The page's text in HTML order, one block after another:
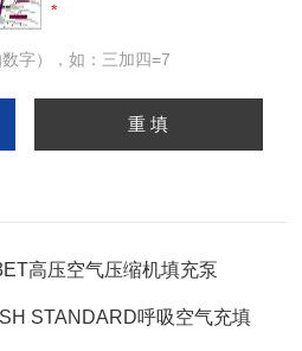
字），如：三加四=7
高压空气压缩机填充泵
STANDARD呼吸空气充填